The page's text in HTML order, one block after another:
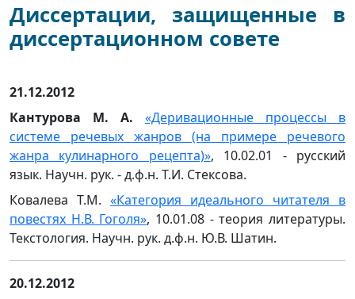
Диссертации, защищенные в
диссертационном совете
21.12.2012
Кантурова М. А.
«Деривационные процессы в
системе речевых жанров (на примере речевого
жанра кулинарного рецепта)», 10.02.01 - русский
язык. Научн. рук. - д.ф.н. Т.И. Стексова.
Ковалева Т.М. «Категория идеального читателя в
повестях Н.В. Гоголя», 10.01.08 - теория литературы.
Текстология. Научн. рук. д.ф.н. Ю.В. Шатин.
20.12.2012